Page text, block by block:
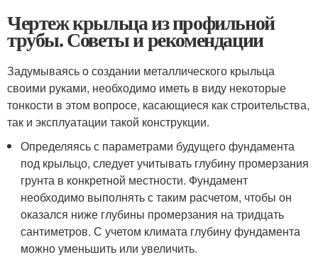
Чертеж крыльца из профильной
трубы. Советы и рекомендации
Задумываясь о создании металлического крыльца
своими руками, необходимо иметь в виду некоторые
тонкости в этом вопросе, касающиеся как строительства,
так и эксплуатации такой конструкции.
Определяясь с параметрами будущего фундамента
под крыльцо, следует учитывать глубину промерзания
грунта в конкретной местности. Фундамент
необходимо выполнять с таким расчетом, чтобы он
оказался ниже глубины промерзания на тридцать
сантиметров. С учетом климата глубину фундамента
можно уменьшить или увеличить.